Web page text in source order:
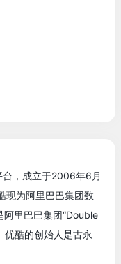
，成立于2006年6月
现为阿里巴巴集团数
里巴巴集团“Double
优酷的创始人是古永